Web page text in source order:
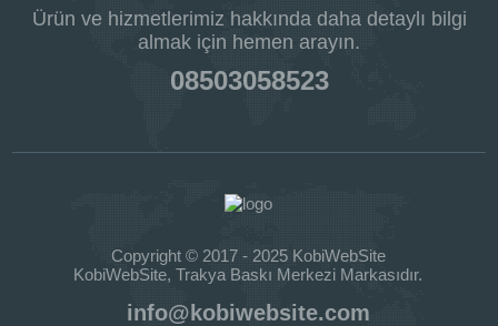
Ürün ve hizmetlerimiz hakkında daha detaylı bilgi
almak için hemen arayın.
08503058523
Copyright © 2017 - 2025 KobiWebSite
KobiWebSite, Trakya Baskı Merkezi Markasıdır.
info@kobiwebsite.com